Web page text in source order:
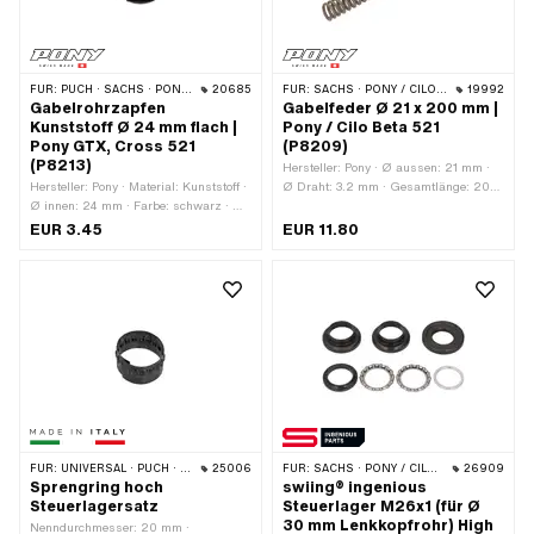
FÜR: PUCH · SACHS · PONY / CILO (BETA 521 & 512) 20685
Gabelrohrzapfen
Kunststoff Ø 24 mm flach |
Pony GTX, Cross 521
(P8213)
Hersteller: Pony · Material: Kunststoff ·
Ø innen: 24 mm · Farbe: schwarz · Ø
aussen: 28 mm · Gesamtlänge: 19 mm
EUR 3.45
FÜR: SACHS · PONY / CILO (BETA 521 & 512) 19992
Gabelfeder Ø 21 x 200 mm |
Pony / Cilo Beta 521
(P8209)
Hersteller: Pony · Ø aussen: 21 mm ·
Ø Draht: 3.2 mm · Gesamtlänge: 200
EUR 11.80
FÜR: UNIVERSAL · PUCH · SACHS · PONY / CILO (BETA 521 & 512) · PIAGGIO · ZÜNDAPP BELMONDO · TOMOS 25006
Sprengring hoch
Steuerlagersatz
Nenndurchmesser: 20 mm ·
FÜR: SACHS · PONY / CILO (BETA 521 & 512) 26909
swiing® ingenious
Steuerlager M26x1 (für Ø
30 mm Lenkkopfrohr) High